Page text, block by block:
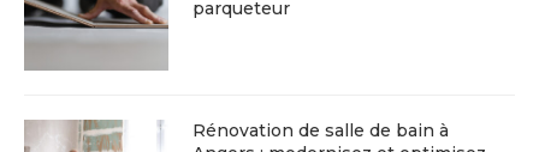
parqueteur
Rénovation de salle de bain à